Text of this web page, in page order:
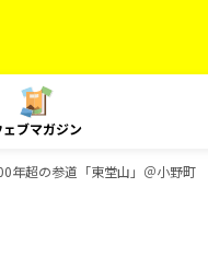
ェブマガジン
年超の参道「東堂山」＠小野町